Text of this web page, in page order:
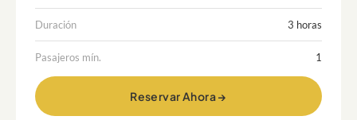
Duración 3 horas
Pasajeros mín. 1
Reservar Ahora →